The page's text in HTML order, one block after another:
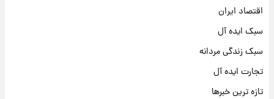
اقتصاد ایران
سبک ایده آل
سبک زندگی مردانه
تجارت ایده آل
تازه ترین خبرها